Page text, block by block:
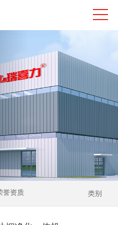
誉资质 类别